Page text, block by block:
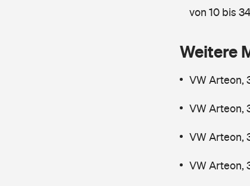
von 10 bis
Weitere
VW Arteon,
VW Arteon,
VW Arteon,
VW Arteon,